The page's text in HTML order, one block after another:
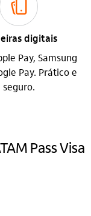
icon-itaufonts_outline_carteira_digital
digitais
Pay, Samsung
Pay. Prático e
seguro.
Pass Visa